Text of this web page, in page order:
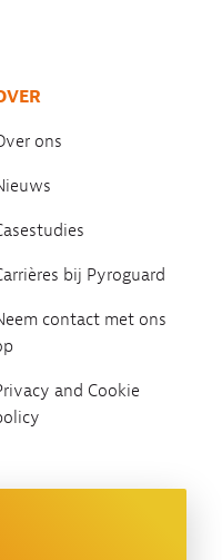
ons
bij Pyroguard
contact met ons
and Cookie